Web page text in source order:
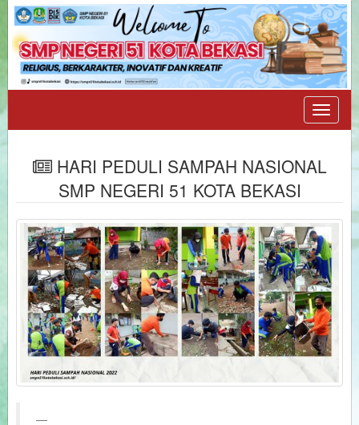
Toggle
HARI PEDULI SAMPAH NASIONAL
SMP NEGERI 51 KOTA BEKASI